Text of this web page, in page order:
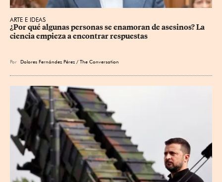
ARTE E IDEAS
¿Por qué algunas personas se enamoran de asesinos? La
ciencia empieza a encontrar respuestas
Por Dolores Fernández Pérez / The Conversation